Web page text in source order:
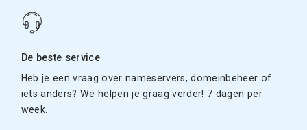
De beste service
Heb je een vraag over nameservers, domeinbeheer of
iets anders? We helpen je graag verder! 7 dagen per
week.